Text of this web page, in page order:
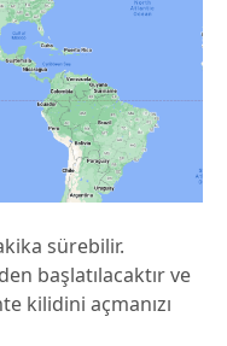
sürebilir.
başlatılacaktır ve
kilidini açmanızı